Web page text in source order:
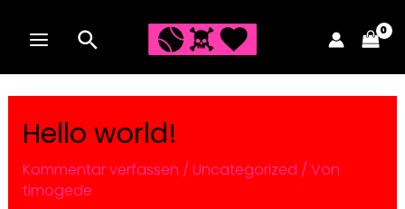
Inhalt
springen
MAIN
MENU
Hello world!
Kommentar verfassen / Uncategorized / Von
timogede